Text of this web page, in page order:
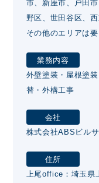
市、新座市、戸田
野区、世田谷区、
その他のエリアは
業務内容
外壁塗装・屋根塗
替・外構工事
会社
株式会社ABSビル
住所
上尾office：埼玉県